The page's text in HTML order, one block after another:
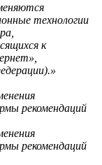
технологии
к
рекомендаций
рекомендаций